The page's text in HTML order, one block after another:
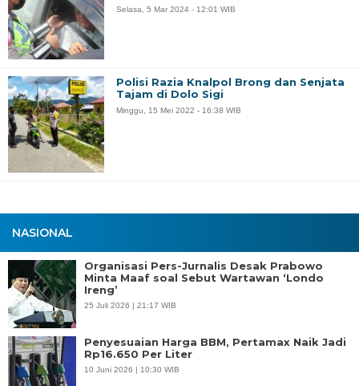
NASIONAL
Organisasi Pers-Jurnalis Desak Prabowo
Minta Maaf soal Sebut Wartawan ‘Londo
Ireng’
25 Juli 2026 | 21:17 WIB
Penyesuaian Harga BBM, Pertamax Naik Jadi
Rp16.650 Per Liter
10 Juni 2026 | 10:30 WIB
Selasa, 5 Mar 2024 - 12:01 WIB
Polisi Razia Knalpol Brong dan Senjata
Tajam di Dolo Sigi
Minggu, 15 Mei 2022 - 16:38 WIB